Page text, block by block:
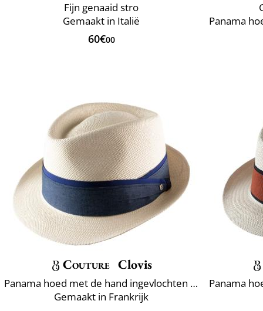
Fijn genaaid stro
Gemaakt in Italië
60€00
Couture Clovis
Panama hoed met de hand ingevlochten Ecuador
Gemaakt in Frankrijk